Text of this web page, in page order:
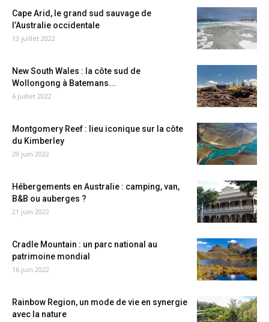
Cape Arid, le grand sud sauvage de
l’Australie occidentale
13 juillet 2022
New South Wales : la côte sud de
Wollongong à Batemans...
6 juillet 2022
Montgomery Reef : lieu iconique sur la côte
du Kimberley
29 juin 2022
Hébergements en Australie : camping, van,
B&B ou auberges ?
21 juin 2022
Cradle Mountain : un parc national au
patrimoine mondial
16 juin 2022
Rainbow Region, un mode de vie en synergie
avec la nature